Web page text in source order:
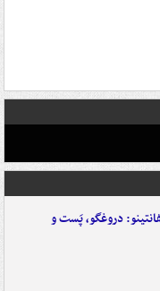
دروغگو، پَست‌ و